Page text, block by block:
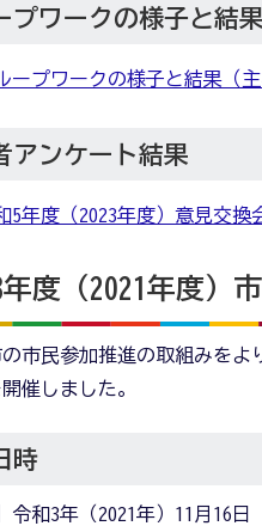
プワークの様子と結
ープワークの様子と結果（
アンケート結果
5年度（2023年度）意見交
度（2021年度）
市民参加推進の取組みをよ
催しました。
時
令和3年（2021年）11月16